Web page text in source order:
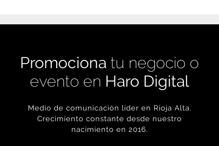
Promociona tu negocio o
evento en Haro Digital
Medio de comunicación líder en Rioja Alta.
Crecimiento constante desde nuestro
nacimiento en 2016.